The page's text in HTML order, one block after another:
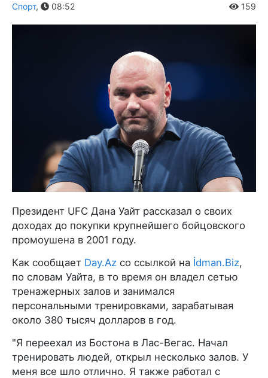
Спорт, 08:52 159
Президент UFC Дана Уайт рассказал о своих
доходах до покупки крупнейшего бойцовского
промоушена в 2001 году.
Как сообщает Day.Az со ссылкой на İdman.Biz,
по словам Уайта, в то время он владел сетью
тренажерных залов и занимался
персональными тренировками, зарабатывая
около 380 тысяч долларов в год.
"Я переехал из Бостона в Лас-Вегас. Начал
тренировать людей, открыл несколько залов. У
меня все шло отлично. Я также работал с